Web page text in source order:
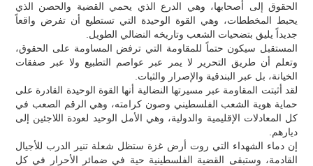
الحقوق إلى أصحابها، وهي الدرع الذي يحمي القضية والحصن الذي
يحبط المخططات، وهي القوة الوحيدة التي تستطيع أن تفرض واقعاً
جديداً يليق بتضحيات الشعب وتاريخه النضالي الطويل.
المستقبل سيكون حتماً للمقاومة التي ترفض المساومة على الحقوق،
وتعلم أن طريق التحرير لا يمر عبر عواصم التطبيع ولا عبر صفقات
الخيانة، بل عبر البندقية والإصرار والثبات.
لقد أثبتت المقاومة عبر مسيرتها النضالية أنها القوة الوحيدة القادرة على
حماية هوية الشعب الفلسطيني وصون كرامته، وهي الرقم الصعب في
كل المعادلات الإقليمية والدولية، وهي الأمل الوحيد لعودة اللاجئين إلى
ديارهم.
إن دماء الشهداء التي روت أرض غزة ستظل شعلة تنير الدرب للأجيال
القادمة، وستبقى القضية الفلسطينية حية في ضمائر الأحرار في كل